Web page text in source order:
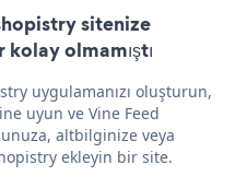
sitenize
olmamıştı
uygulamanızı oluşturun,
uyun ve Vine Feed
altbilginize veya
ekleyin bir site.